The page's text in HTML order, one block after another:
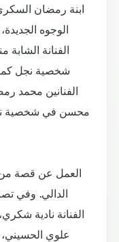
ابنة رمضان
الوجوه
الفنانة
شخصية نجل
الفنانين محمد
محسن في شخصية
العمل عن قصة
الدالي. وفي
الفنانة نادية
علوي الحسيني،